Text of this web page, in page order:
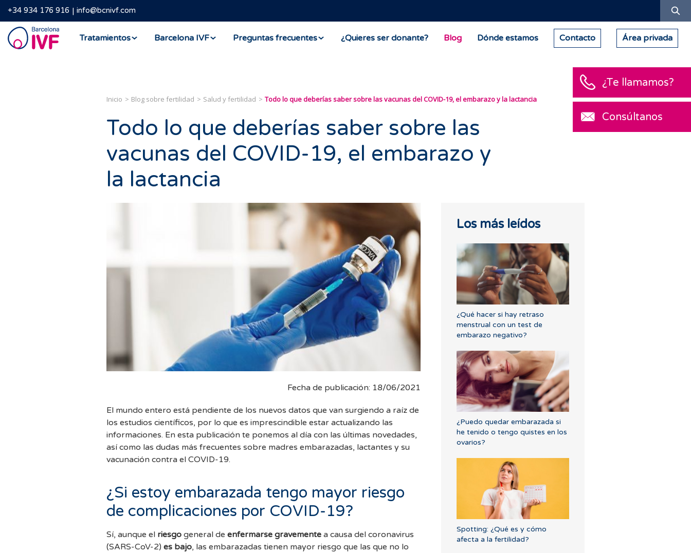
+34 934 176 916 info@bcnivf.com
Barcelona
IVF
Tratamientos Barcelona IVF Preguntas frecuentes ¿Quieres ser donante? Blog Dónde estamos Contacto Área privada
Inicio Blog sobre fertilidad Salud y fertilidad Todo lo que deberías saber sobre las vacunas del COVID-19, el embarazo y la lactancia
Todo lo que deberías saber sobre las
vacunas del COVID-19, el embarazo y
la lactancia
Fecha de publicación: 18/06/2021
El mundo entero está pendiente de los nuevos datos que van surgiendo a raíz de
los estudios científicos, por lo que es imprescindible estar actualizando las
informaciones. En esta publicación te ponemos al día con las últimas novedades,
así como las dudas más frecuentes sobre madres embarazadas, lactantes y su
vacunación contra el COVID-19.
¿Si estoy embarazada tengo mayor riesgo
de complicaciones por COVID-19?
Sí, aunque el riesgo general de enfermarse gravemente a causa del coronavirus
(SARS-CoV-2) es bajo, las embarazadas tienen mayor riesgo que las que no lo
Los más leídos
¿Qué hacer si hay retraso
menstrual con un test de
embarazo negativo?
¿Puedo quedar embarazada si
he tenido o tengo quistes en los
ovarios?
Spotting: ¿Qué es y cómo
afecta a la fertilidad?
¿Te llamamos?
Consúltanos